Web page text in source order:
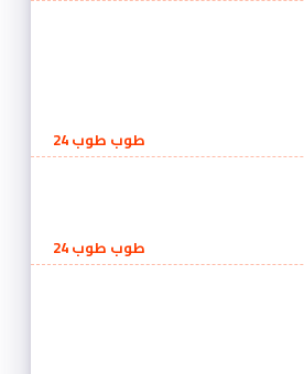
طوب طوب 24
طوب طوب 24